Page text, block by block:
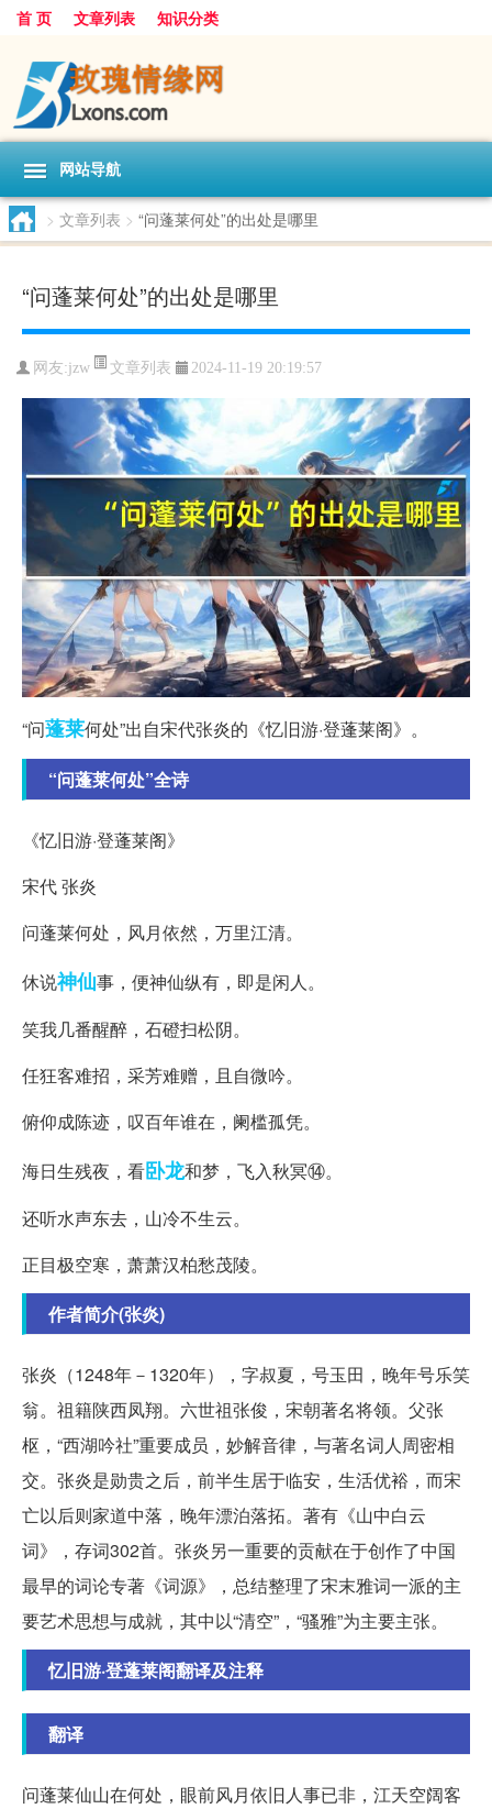
首 页 文章列表 知识分类
网站导航
> 文章列表 > “问蓬莱何处”的出处是哪里
“问蓬莱何处”的出处是哪里
网友:jzw 文章列表 2024-11-19 20:19:57
“问蓬莱何处”出自宋代张炎的《忆旧游·登蓬莱阁》。
“问蓬莱何处”全诗
《忆旧游·登蓬莱阁》
宋代 张炎
问蓬莱何处，风月依然，万里江清。
休说神仙事，便神仙纵有，即是闲人。
笑我几番醒醉，石磴扫松阴。
任狂客难招，采芳难赠，且自微吟。
俯仰成陈迹，叹百年谁在，阑槛孤凭。
海日生残夜，看卧龙和梦，飞入秋冥⑭。
还听水声东去，山冷不生云。
正目极空寒，萧萧汉柏愁茂陵。
作者简介(张炎)
张炎（1248年－1320年），字叔夏，号玉田，晚年号乐笑
翁。祖籍陕西凤翔。六世祖张俊，宋朝著名将领。父张
枢，“西湖吟社”重要成员，妙解音律，与著名词人周密相
交。张炎是勋贵之后，前半生居于临安，生活优裕，而宋
亡以后则家道中落，晚年漂泊落拓。著有《山中白云
词》，存词302首。张炎另一重要的贡献在于创作了中国
最早的词论专著《词源》，总结整理了宋末雅词一派的主
要艺术思想与成就，其中以“清空”，“骚雅”为主要主张。
忆旧游·登蓬莱阁翻译及注释
翻译
问蓬莱仙山在何处，眼前风月依旧人事已非，江天空阔客